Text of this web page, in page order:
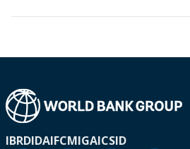
IBRDIDAIFCMIGAICSID